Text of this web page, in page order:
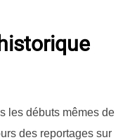
les débuts mêmes de
des reportages sur